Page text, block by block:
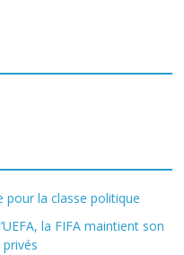
pour la classe politique
la FIFA maintient son